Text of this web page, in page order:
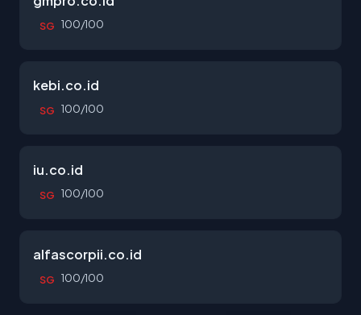
SG 100/100
kebi.co.id
SG 100/100
iu.co.id
SG 100/100
alfascorpii.co.id
SG 100/100